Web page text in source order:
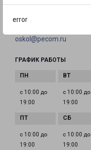
error
+7(4725) 390-515
oskol@pecom.ru
ГРАФИК РАБОТЫ
с 10:00 до
19:00
с 10:00 до
19:00
с 10:00 до
19:00
с 10:00 до
19:00